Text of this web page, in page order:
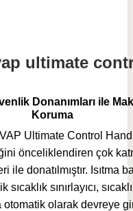
Donanımları ile
Koruma
Ultimate Control
önceliklendiren çok
ile donatılmıştır. Isıtma
sınırlayıcı,
otomatik olarak devreye